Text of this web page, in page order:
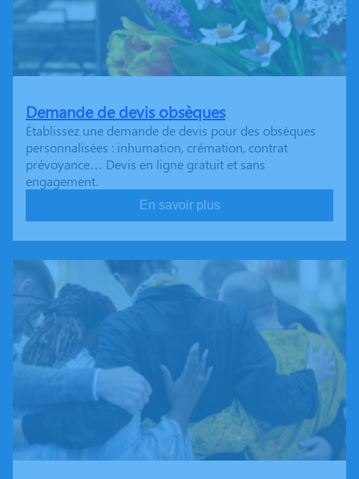
Demande de devis obsèques
Établissez une demande de devis pour des obsèques
personnalisées : inhumation, crémation, contrat
prévoyance… Devis en ligne gratuit et sans
engagement.
En savoir plus